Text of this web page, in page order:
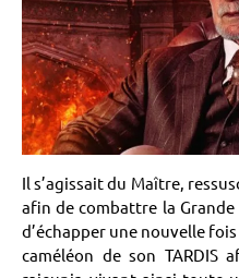
Il s’agissait du Maître,
afin de combattre la
d’échapper une nouvelle
caméléon de son TARDIS